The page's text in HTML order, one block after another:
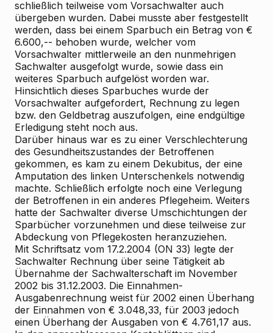
schließlich teilweise vom Vorsachwalter auch
übergeben wurden. Dabei musste aber festgestellt
werden, dass bei einem Sparbuch ein Betrag von €
6.600,-- behoben wurde, welcher vom
Vorsachwalter mittlerweile an den nunmehrigen
Sachwalter ausgefolgt wurde, sowie dass ein
weiteres Sparbuch aufgelöst worden war.
Hinsichtlich dieses Sparbuches wurde der
Vorsachwalter aufgefordert, Rechnung zu legen
bzw. den Geldbetrag auszufolgen, eine endgültige
Erledigung steht noch aus.
Darüber hinaus war es zu einer Verschlechterung
des Gesundheitszustandes der Betroffenen
gekommen, es kam zu einem Dekubitus, der eine
Amputation des linken Unterschenkels notwendig
machte. Schließlich erfolgte noch eine Verlegung
der Betroffenen in ein anderes Pflegeheim. Weiters
hatte der Sachwalter diverse Umschichtungen der
Sparbücher vorzunehmen und diese teilweise zur
Abdeckung von Pflegekosten heranzuziehen.
Mit Schriftsatz vom 17.2.2004 (ON 33) legte der
Sachwalter Rechnung über seine Tätigkeit ab
Übernahme der Sachwalterschaft im November
2002 bis 31.12.2003. Die Einnahmen-
Ausgabenrechnung weist für 2002 einen Überhang
der Einnahmen von € 3.048,33, für 2003 jedoch
einen Überhang der Ausgaben von € 4.761,17 aus.